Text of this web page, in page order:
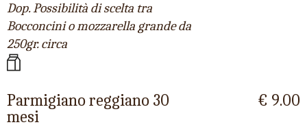
Dop. Possibilità di scelta tra
Bocconcini o mozzarella grande da
250gr. circa
Parmigiano reggiano 30
mesi
€ 9.00